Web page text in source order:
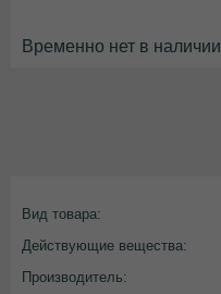
Временно нет в наличии
Вид товара:
Действующие вещества:
Производитель: